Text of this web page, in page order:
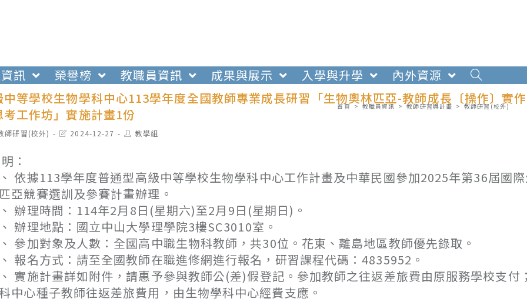
訊 榮譽榜 教職員資訊 成果與展示 入學與升學
內外資源
等學校生物學科中心113學年度全國教師專業成長研習「生物奧林匹亞-教師成長〔操作〕實作
工作坊」實施計畫1份
首頁 > 教職員資訊 > 教師研習與計畫 > 教師研習(校外)
師研習(校外)
Post2024-12-27
Post教學組
：
依據113學年度普通型高級中等學校生物學科中心工作計畫及中華民國參加2025年第36屆國
亞競賽選訓及參賽計畫辦理。
辦理時間：114年2月8日(星期六)至2月9日(星期日)。
辦理地點：國立中山大學理學院3樓SC3010室。
參加對象及人數：全國高中職生物科教師，共30位。花東、離島地區教師優先錄取。
報名方式：請至全國教師在職進修網進行報名，研習課程代碼：4835952。
實施計畫詳如附件，請惠予參與教師公(差)假登記。參加教師之往返差旅費由原服務學校支付
中心種子教師往返差旅費用，由生物學科中心經費支應。